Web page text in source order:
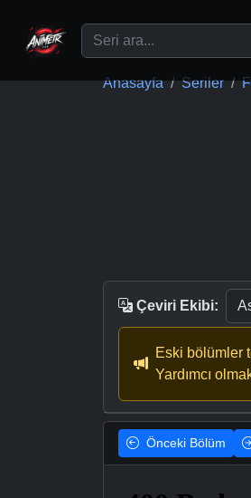
Anasayfa Seriler
Çeviri Ekibi:
Eski bölümler
Yardımcı
Önceki Bölüm